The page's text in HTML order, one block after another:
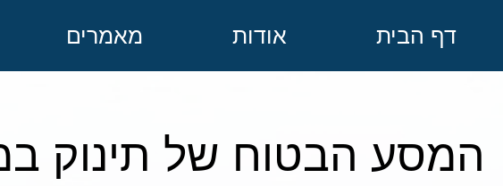
דף הבית אודות מאמרים
המסע הבטוח של תינוק